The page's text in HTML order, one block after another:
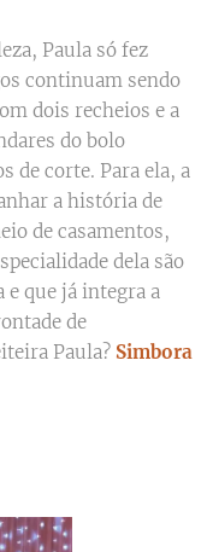
Paula só fez
continuam sendo
dois recheios e a
do bolo
de corte. Para ela, a
a história de
de casamentos,
dela são
e que já integra a
de
Paula? Simbora